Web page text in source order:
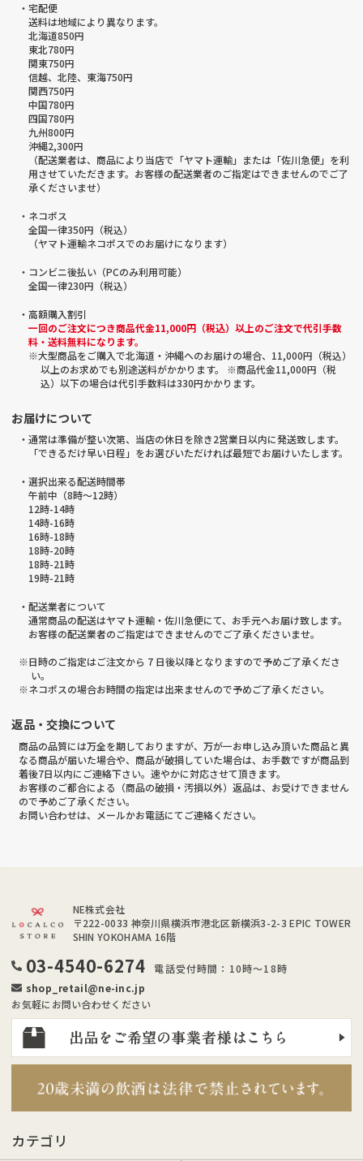
・宅配便
送料は地域により異なります。
北海道850円
東北780円
関東750円
信越、北陸、東海750円
関西750円
中国780円
四国780円
九州800円
沖縄2,300円
（配送業者は、商品により当店で「ヤマト運輸」または「佐川急便」を利
用させていただきます。お客様の配送業者のご指定はできませんのでご了
承くださいませ）
・ネコポス
全国一律350円（税込）
（ヤマト運輸ネコポスでのお届けになります）
・コンビニ後払い（PCのみ利用可能）
全国一律230円（税込）
・高額購入割引
一回のご注文につき商品代金11,000円（税込）以上のご注文で代引手数
料・送料無料になります。
※大型商品をご購入で北海道・沖縄へのお届けの場合、11,000円（税込）
以上のお求めでも別途送料がかかります。 ※商品代金11,000円（税
込）以下の場合は代引手数料は330円かかります。
お届けについて
・通常は準備が整い次第、当店の休日を除き2営業日以内に発送致します。
「できるだけ早い日程」をお選びいただければ最短でお届けいたします。
・選択出来る配送時間帯
午前中（8時～12時）
12時-14時
14時-16時
16時-18時
18時-20時
18時-21時
19時-21時
・配送業者について
通常商品の配送はヤマト運輸・佐川急便にて、お手元へお届け致します。
お客様の配送業者のご指定はできませんのでご了承くださいませ。
※日時のご指定はご注文から 7 日後以降となりますので予めご了承くださ
い。
※ネコポスの場合お時間の指定は出来ませんので予めご了承ください。
返品・交換について
商品の品質には万全を期しておりますが、万が一お申し込み頂いた商品と異
なる商品が届いた場合や、商品が破損していた場合は、お手数ですが商品到
着後7日以内にご連絡下さい。速やかに対応させて頂きます。
お客様のご都合による（商品の破損・汚損以外）返品は、お受けできません
ので予めご了承ください。
お問い合わせは、メールかお電話にてご連絡ください。
NE株式会社
〒222-0033 神奈川県横浜市港北区新横浜3-2-3 EPIC TOWER
SHIN YOKOHAMA 16階
03-4540-6274
電話受付時間：10時～18時
shop_retail@ne-inc.jp
お気軽にお問い合わせください
カテゴリ